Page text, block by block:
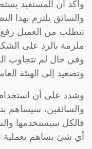
وأكد أن المستفيد
والسائق يلتزم بهذا
تتطلب من العميل
وفي حال لم تتجاوب
وتصعيد إلى الهيئة
وشدد على أن
والسائقين، سيساهم
فالكل سيستخدمها
أي شئ يساهم بعملية